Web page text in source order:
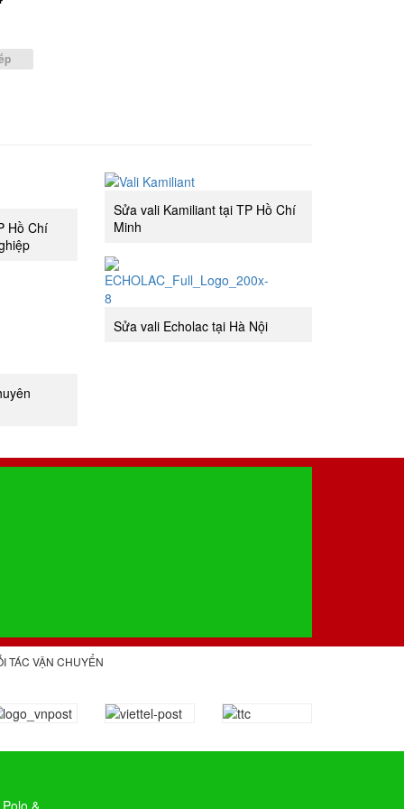
Hồ Chí
Sửa vali Kamiliant tại TP Hồ Chí
Minh
Sửa vali Echolac tại Hà Nội
TÁC VẬN CHUYỂN
&